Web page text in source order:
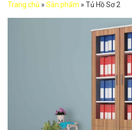
Trang chủ » Sản phẩm » Tủ Hồ Sơ 2